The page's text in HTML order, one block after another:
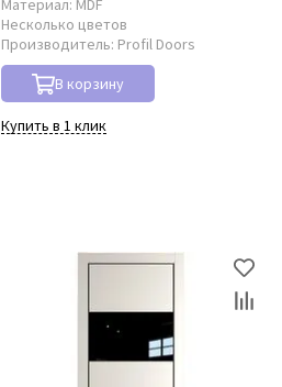
Материал: MDF
Несколько цветов
Производитель: Profil Doors
В корзину
Купить в 1 клик